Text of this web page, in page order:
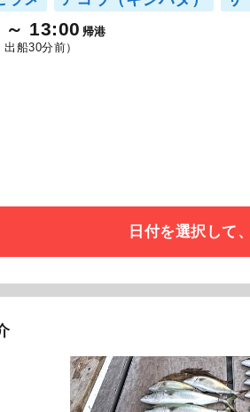
13:00 帰港
出船30分前）
日付を選択して